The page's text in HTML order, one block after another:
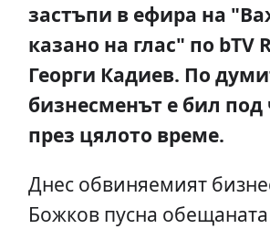
застъпи в ефира на
казано на глас" по bTV
Георги Кадиев. По
бизнесменът е бил под
през цялото време.
Днес обвиняемият
Божков пусна